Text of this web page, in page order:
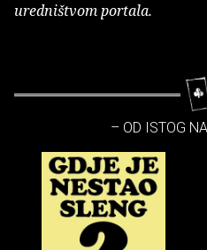
uredništvom portala.
– OD ISTOG